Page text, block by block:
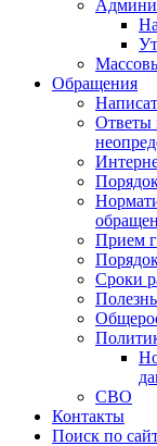
Обращения
Ответы
Прием
Сроки
СВО
Контакты
Поиск по